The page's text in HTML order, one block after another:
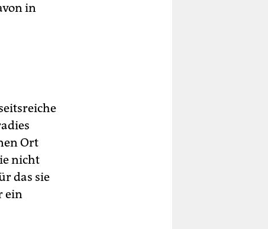
in
Ort
nicht
das sie
ein